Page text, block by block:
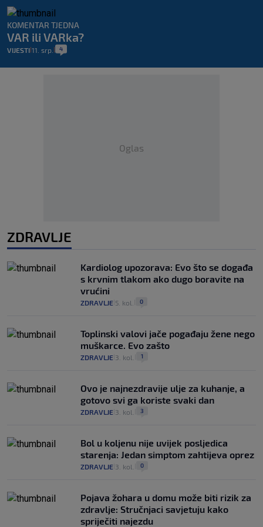
KOMENTAR TJEDNA
VAR ili VARka?
VIJESTI 11. srp. 4
Oglas
ZDRAVLJE
Kardiolog upozorava: Evo što se događa
s krvnim tlakom ako dugo boravite na
vrućini
ZDRAVLJE 5. kol. 0
Toplinski valovi jače pogađaju žene nego
muškarce. Evo zašto
ZDRAVLJE 3. kol. 1
Ovo je najnezdravije ulje za kuhanje, a
gotovo svi ga koriste svaki dan
ZDRAVLJE 3. kol. 3
Bol u koljenu nije uvijek posljedica
starenja: Jedan simptom zahtijeva oprez
ZDRAVLJE 3. kol. 0
Pojava žohara u domu može biti rizik za
zdravlje: Stručnjaci savjetuju kako
spriječiti najezdu